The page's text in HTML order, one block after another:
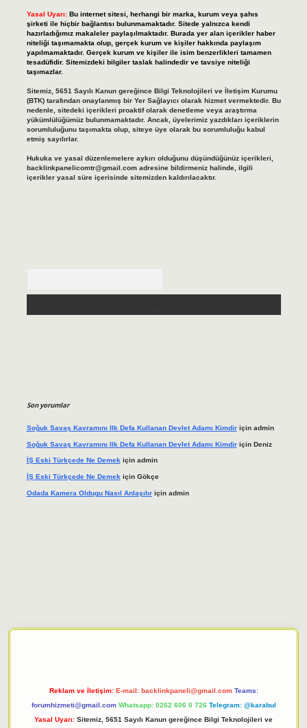
Yasal Uyarı: Bu internet sitesi, herhangi bir marka, kurum veya şahıs
şirketi ile hiçbir bağlantısı bulunmamaktadır. Sitede yalnızca kendi
hazırladığımız makaleler paylaşılmaktadır. Burada yer alan içerikler haber
niteliği taşımamakta olup, gerçek kurum ve kişiler hakkında paylaşım
yapılmamaktadır. Gerçek kurum ve kişiler ile isim benzerlikleri tamamen
tesadüfidir. Sitemizdeki bilgiler taslak halindedir ve tavsiye niteliği
taşımazlar.
Sitemiz, 5651 Sayılı Kanun gereğince Bilgi Teknolojileri ve İletişim Kurumu
(BTK) tarafından onaylanmış bir Yer Sağlayıcı olarak hizmet vermektedir. Bu
nedenle, sitedeki içerikleri proaktif olarak denetleme veya araştırma
yükümlülüğümüz bulunmamaktadır. Ancak, üyelerimiz yazdıkları içeriklerin
sorumluluğunu taşımakta olup, siteye üye olarak bu sorumluluğu kabul
etmiş sayılırlar.
Hukuka ve yasal düzenlemelere aykırı olduğunu düşündüğünüz içerikleri,
backlinkpanelicomtr@gmail.comadresine bildirmeniz halinde, ilgili
içerikler yasal süre içerisinde sitemizden kaldırılacaktır.
Son yorumlar
Soğuk Savaş Kavramını Ilk Defa Kullanan Devlet Adamı Kimdiriçin admin
Soğuk Savaş Kavramını Ilk Defa Kullanan Devlet Adamı Kimdiriçin Deniz
İŞ Eski Türkçede Ne Demekiçin admin
İŞ Eski Türkçede Ne Demek için Gökçe
Odada Kamera Oldugu Nasıl Anlaşılıriçin admin
Reklam ve İletişim: E-mail: backlinkpaneli@gmail.com Teams:
forumhizmeti@gmail.com Whatsapp: 0262 606 0 726 Telegram: @karabul
Yasal Uyarı: Sitemiz, 5651 Sayılı Kanun gereğince Bilgi Teknolojileri ve